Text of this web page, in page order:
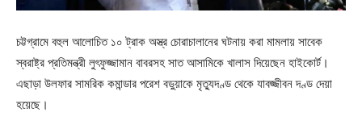
চট্টগ্রামে বহুল আলোচিত ১০ ট্রাক অস্ত্র চোরাচালানের ঘটনায় করা মামলায় সাবেক
স্বরাষ্ট্র প্রতিমন্ত্রী লুৎফুজ্জামান বাবরসহ সাত আসামিকে খালাস দিয়েছেন হাইকোর্ট।
এছাড়া উলফার সামরিক কমান্ডার পরেশ বড়ুয়াকে মৃত্যুদণ্ড থেকে যাবজ্জীবন দণ্ড দেয়া
হয়েছে।